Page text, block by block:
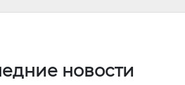
новости